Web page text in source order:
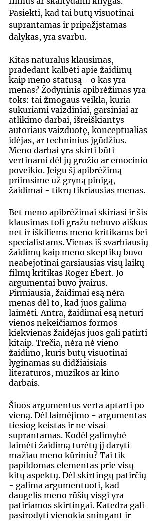
Pasiekti, kad tai būtų visuotinai
suprantamas ir pripažįstamas
dalykas, yra svarbu.
Kitas natūralus klausimas,
pradedant kalbėti apie žaidimų
kaip meno statusą - o kas yra
menas? Žodyninis apibrėžimas yra
toks: tai žmogaus veikla, kuria
sukuriami vaizdiniai, garsiniai ar
atlikimo darbai, išreiškiantys
autoriaus vaizduotę, konceptualias
idėjas, ar techninius įgūdžius.
Meno darbai yra skirti būti
vertinami dėl jų grožio ar emocinio
poveikio. Jeigu šį apibrėžimą
priimsime už gryną pinigą,
žaidimai - tikrų tikriausias menas.
Bet meno apibrėžimai skiriasi ir šis
klausimas toli gražu nebuvo aiškus
net ir iškiliems meno kritikams bei
specialistams. Vienas iš svarbiausių
žaidimų kaip meno skeptikų buvo
neabejotinai garsiausias visų laikų
filmų kritikas Roger Ebert. Jo
argumentai buvo įvairūs.
Pirmiausia, žaidimai esą nėra
menas dėl to, kad juos galima
laimėti. Antra, žaidimai esą neturi
vienos nekeičiamos formos -
kiekvienas žaidėjas juos gali patirti
kitaip. Trečia, nėra nė vieno
žaidimo, kuris būtų visuotinai
lyginamas su didžiaisiais
literatūros, muzikos ar kino
darbais.
Šiuos argumentus verta aptarti po
vieną. Dėl laimėjimo - argumentas
tiesiog keistas ir ne visai
suprantamas. Kodėl galimybė
laimėti žaidimą turėtų jį daryti
mažiau meno kūriniu? Tai tik
papildomas elementas prie visų
kitų aspektų. Dėl skirtingų patirčių
- galima argumentuoti, kad
daugelis meno rūšių visgi yra
patiriamos skirtingai. Katedra gali
pasirodyti vienokia sningant ir